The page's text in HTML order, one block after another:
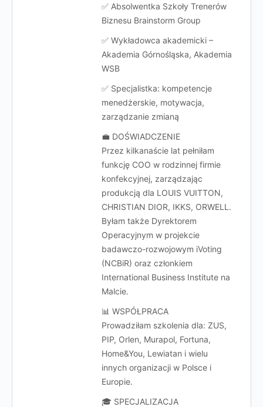
✅ Absolwentka Szkoły Trenerów
Biznesu Brainstorm Group
✅ Wykładowca akademicki –
Akademia Górnośląska, Akademia
WSB
✅ Specjalistka: kompetencje
menedżerskie, motywacja,
zarządzanie zmianą
💼 DOŚWIADCZENIE
Przez kilkanaście lat pełniłam
funkcję COO w rodzinnej firmie
konfekcyjnej, zarządzając
produkcją dla LOUIS VUITTON,
CHRISTIAN DIOR, IKKS, ORWELL.
Byłam także Dyrektorem
Operacyjnym w projekcie
badawczo-rozwojowym iVoting
(NCBiR) oraz członkiem
International Business Institute na
Malcie.
📊 WSPÓŁPRACA
Prowadziłam szkolenia dla: ZUS,
PIP, Orlen, Murapol, Fortuna,
Home&You, Lewiatan i wielu
innych organizacji w Polsce i
Europie.
🎓 SPECJALIZACJA